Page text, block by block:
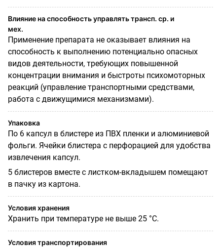
Влияние на способность управлять трансп. ср. и
мех.
Применение препарата не оказывает влияния на
способность к выполнению потенциально опасных
видов деятельности, требующих повышенной
концентрации внимания и быстроты психомоторных
реакций (управление транспортными средствами,
работа с движущимися механизмами).
Упаковка
По 6 капсул в блистере из ПВХ пленки и алюминиевой
фольги. Ячейки блистера с перфорацией для удобства
извлечения капсул.
5 блистеров вместе с листком-вкладышем помещают
в пачку из картона.
Условия хранения
Хранить при температуре не выше 25 °C.
Условия транспортирования